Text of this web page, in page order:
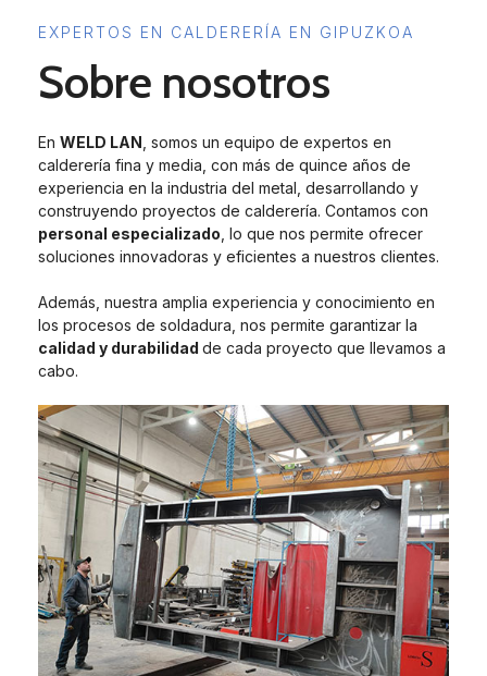
EXPERTOS EN CALDERERÍA EN GIPUZKOA
Sobre nosotros
En WELD LAN, somos un equipo de expertos en
calderería fina y media, con más de quince años de
experiencia en la industria del metal, desarrollando y
construyendo proyectos de calderería. Contamos con
personal especializado, lo que nos permite ofrecer
soluciones innovadoras y eficientes a nuestros clientes.
Además, nuestra amplia experiencia y conocimiento en
los procesos de soldadura, nos permite garantizar la
calidad y durabilidad de cada proyecto que llevamos a
cabo.